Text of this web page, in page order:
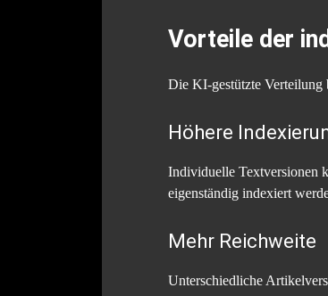
Vorteile der
Die KI-gestützte Verteilung
Höhere
Individuelle Textversionen
eigenständig indexiert
Mehr Reichweite
Unterschiedliche